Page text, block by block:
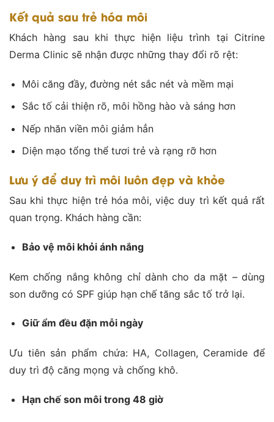
Kết quả sau trẻ hóa môi
Khách hàng sau khi thực hiện liệu trình tại Citrine
Derma Clinic sẽ nhận được những thay đổi rõ rệt:
Môi căng đầy, đường nét sắc nét và mềm mại
Sắc tố cải thiện rõ, môi hồng hào và sáng hơn
Nếp nhăn viền môi giảm hẳn
Diện mạo tổng thể tươi trẻ và rạng rỡ hơn
Lưu ý để duy trì môi luôn đẹp và khỏe
Sau khi thực hiện trẻ hóa môi, việc duy trì kết quả rất
quan trọng. Khách hàng cần:
Bảo vệ môi khỏi ánh nắng
Kem chống nắng không chỉ dành cho da mặt – dùng
son dưỡng có SPF giúp hạn chế tăng sắc tố trở lại.
Giữ ẩm đều đặn mỗi ngày
Ưu tiên sản phẩm chứa: HA, Collagen, Ceramide để
duy trì độ căng mọng và chống khô.
Hạn chế son môi trong 48 giờ